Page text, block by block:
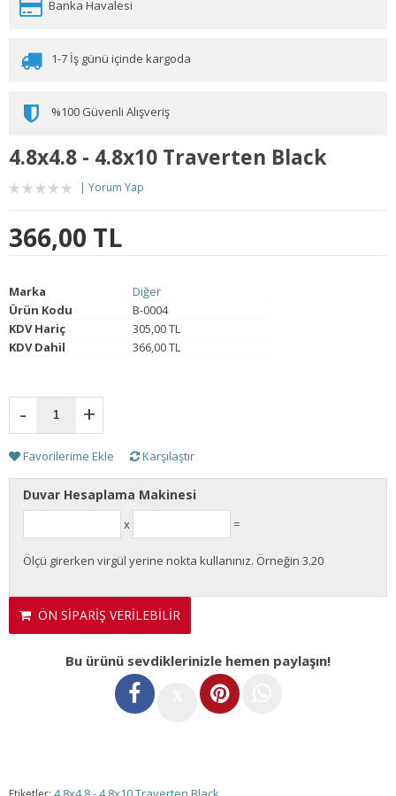
Banka Havalesi
1-7 İş günü içinde kargoda
%100 Güvenli Alışveriş
4.8x4.8 - 4.8x10 Traverten Black
Yorum Yap
366,00 TL
Marka
Diğer
Ürün Kodu
B-0004
KDV Hariç
305,00 TL
KDV Dahil
366,00 TL
- +
Favorilerime Ekle Karşılaştır
Duvar Hesaplama Makinesi
x =
Ölçü girerken virgül yerine nokta kullanınız. Örneğin 3.20
ÖN SİPARİŞ VERİLEBİLİR
Bu ürünü sevdiklerinizle hemen paylaşın!